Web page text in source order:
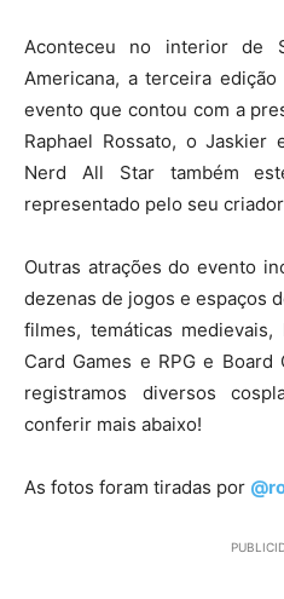
Aconteceu no interior de
Americana, a terceira edição
evento que contou com a
Raphael Rossato, o Jaskier
Nerd All Star também
representado pelo seu
Outras atrações do evento
dezenas de jogos e espaços
filmes, temáticas medievais,
Card Games e RPG e
registramos diversos
conferir mais abaixo!
As fotos foram tiradas por